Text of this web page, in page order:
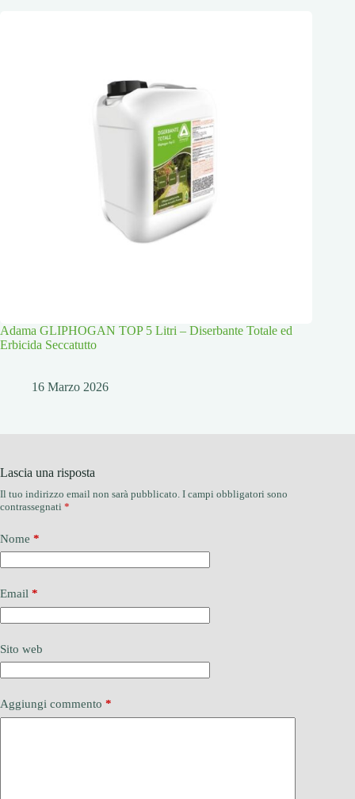
Adama GLIPHOGAN TOP 5 Litri – Diserbante Totale ed
Erbicida Seccatutto
16 Marzo 2026
Lascia una risposta
Il tuo indirizzo email non sarà pubblicato. I campi obbligatori sono
contrassegnati *
Nome *
Email *
Sito web
Aggiungi commento *